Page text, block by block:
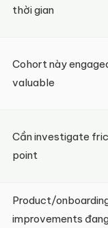
thời gian
Cohort này
valuable
Cần investigate
point
Product/
improvements